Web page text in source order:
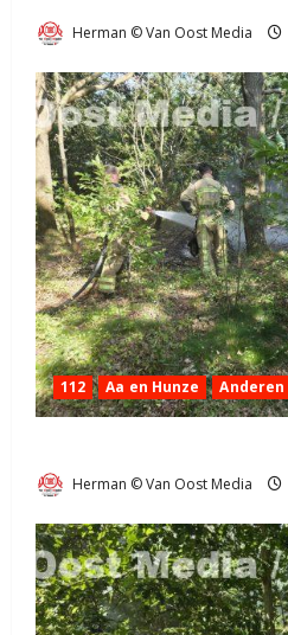
Herman © Van Oost Media
112 Aa en Hunze Anderen
Herman © Van Oost Media